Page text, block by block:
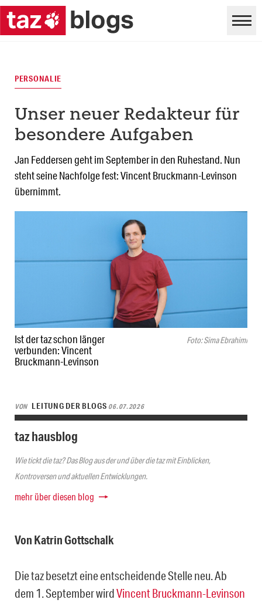
Ist der taz schon länger
verbunden: Vincent
Bruckmann-Levinson
Foto: Sima Ebrahimi
PERSONALIE
Unser neuer Redakteur für
besondere Aufgaben
Jan Feddersen geht im September in den Ruhestand. Nun
steht seine Nachfolge fest: Vincent Bruckmann-Levinson
übernimmt.
VON LEITUNG DER BLOGS 06.07.2026
taz hausblog
Wie tickt die taz? Das Blog aus der und über die taz mit Einblicken,
Kontroversen und aktuellen Entwicklungen.
mehr über diesen blog
Von Katrin Gottschalk
Die taz besetzt eine entscheidende Stelle neu. Ab
dem 1. September wirdVincent Bruckmann-Levinson